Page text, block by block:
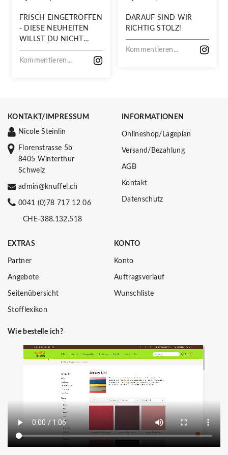
FRISCH EINGETROFFEN
- DIESE NEUHEITEN
WILLST DU NICHT
VERPASSEN!
Kommentieren...
DARAUF SIND WIR
RICHTIG STOLZ!
Kommentieren...
KONTAKT/IMPRESSUM
Nicole Steinlin
Florenstrasse 5b
8405 Winterthur
Schweiz
admin@knuffel.ch
0041 (0)78 717 12 06
CHE-388.132.518
INFORMATIONEN
Onlineshop/Lageplan
Versand/Bezahlung
AGB
Kontakt
Datenschutz
EXTRAS
Partner
Angebote
Seitenübersicht
Stofflexikon
KONTO
Konto
Auftragsverlauf
Wunschliste
Wie bestelle ich?